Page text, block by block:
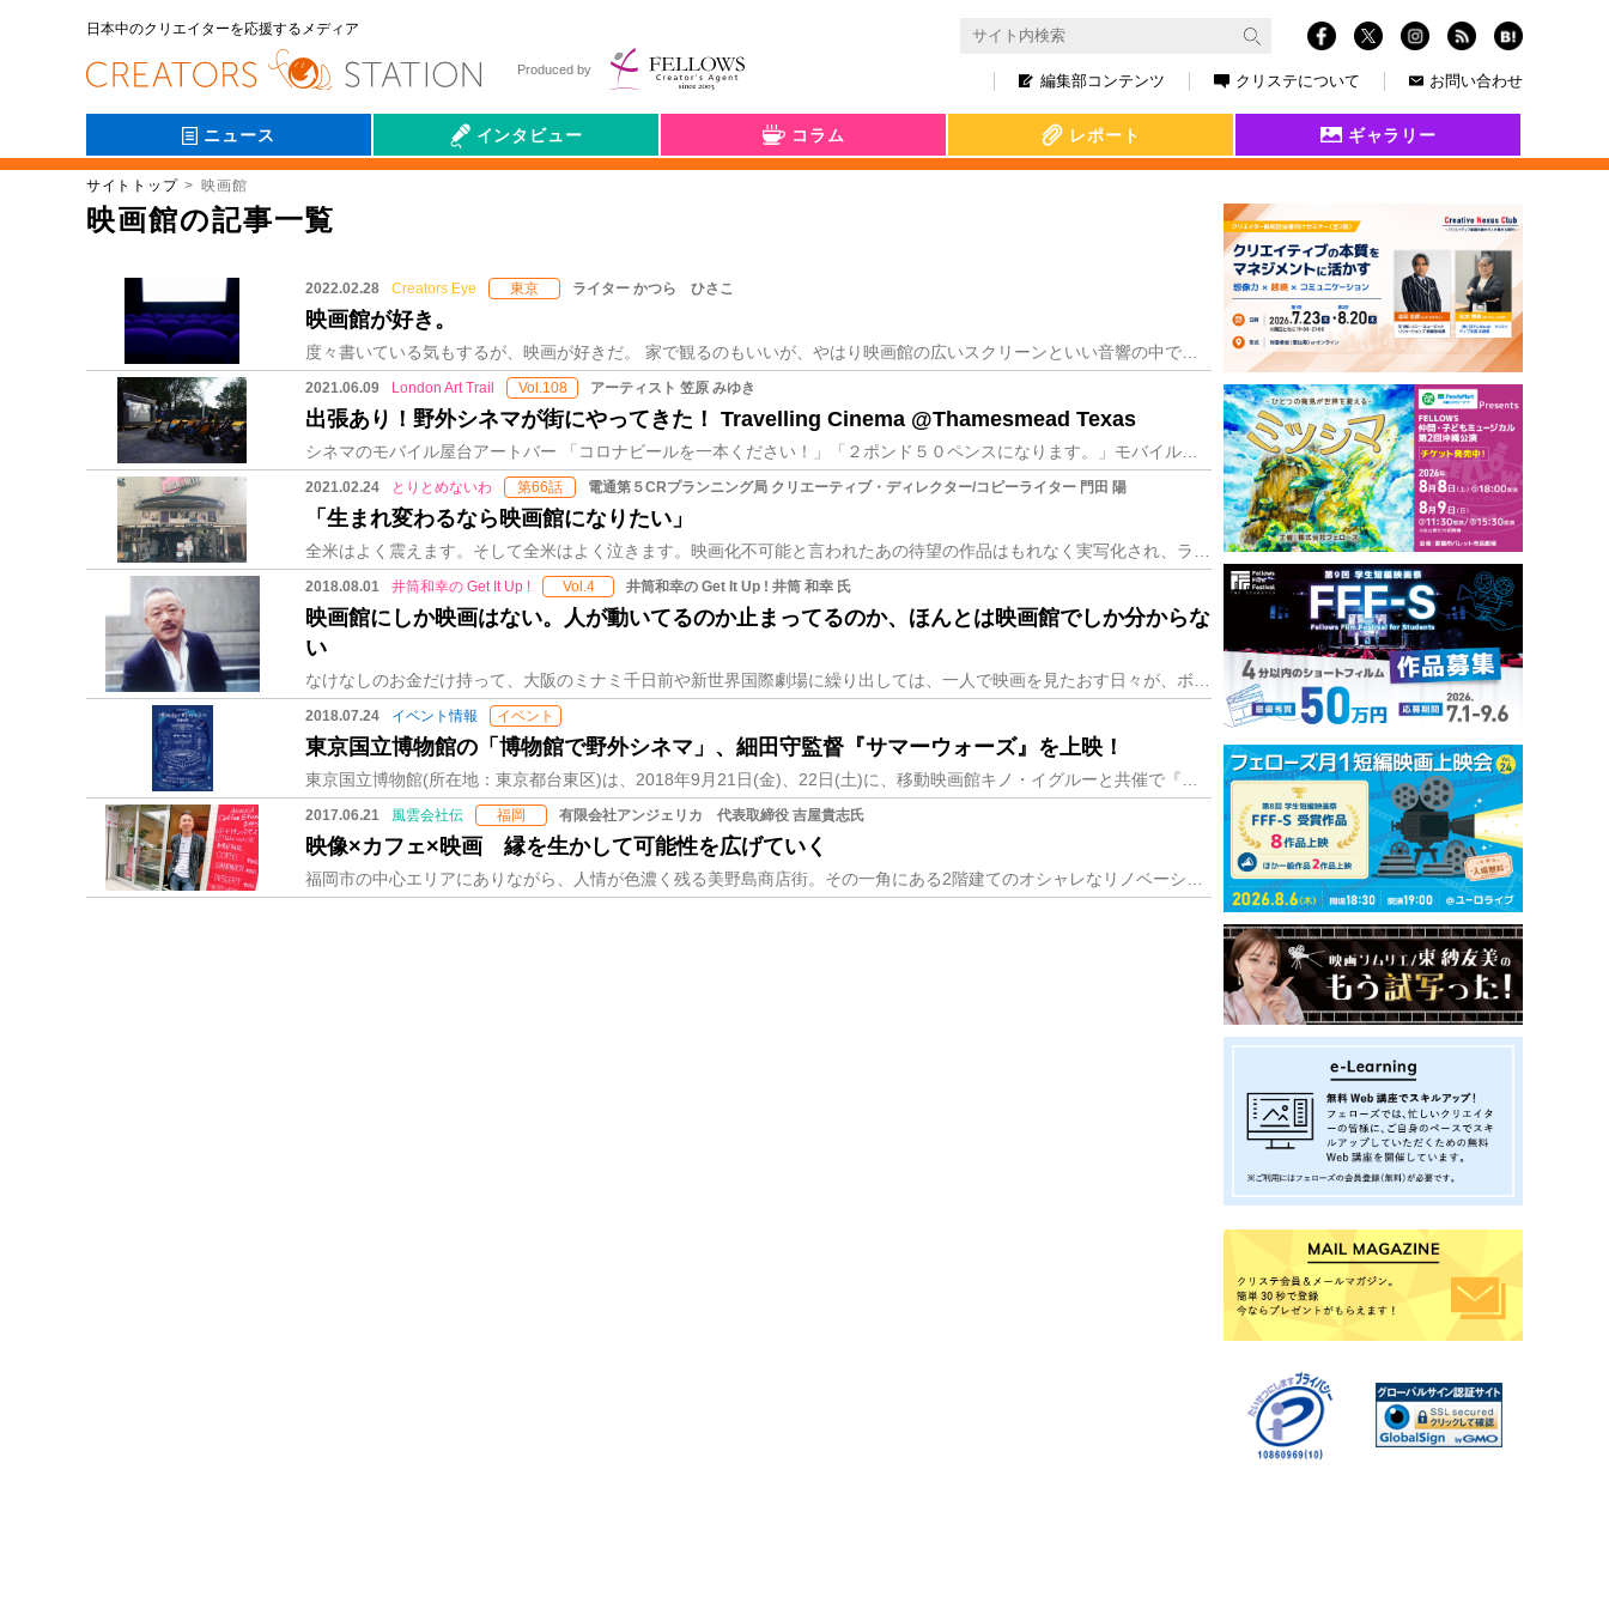
日本中のクリエイターを応援するメディア
編集部コンテンツ クリステについて お問い合わせ
Produced by
ニュース インタビュー コラム レポート ギャラリー
サイトトップ 映画館
映画館の記事一覧
2022.02.28 Creators Eye 東京 ライター かつら ひさこ
映画館が好き。
2021.06.09 London Art Trail Vol.108 アーティスト 笠原 みゆき
出張あり！野外シネマが街にやってきた！ Travelling Cinema @Thamesmead Texas
2021.02.24 とりとめないわ 第66話 電通第５CRプランニング局 クリエーティブ・ディレクター/コピーライター 門田 陽
「生まれ変わるなら映画館になりたい」
2018.08.01 井筒和幸の Get It Up ! Vol.4 井筒和幸の Get It Up ! 井筒 和幸 氏
映画館にしか映画はない。人が動いてるのか止まってるのか、ほんとは映画館でしか分からな
い
2018.07.24 イベント情報 イベント
東京国立博物館の「博物館で野外シネマ」、細田守監督『サマーウォーズ』を上映！
2017.06.21 風雲会社伝 福岡 有限会社アンジェリカ 代表取締役 吉屋貴志氏
映像×カフェ×映画 縁を生かして可能性を広げていく